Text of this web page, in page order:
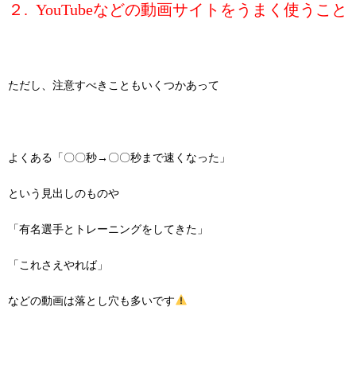
２. YouTubeなどの動画サイトをうまく使うこと
ただし、注意すべきこともいくつかあって
よくある「〇〇秒→〇〇秒まで速くなった」
という見出しのものや
「有名選手とトレーニングをしてきた」
「これさえやれば」
などの動画は落とし穴も多いです